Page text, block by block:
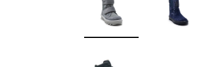
hvězdiček.